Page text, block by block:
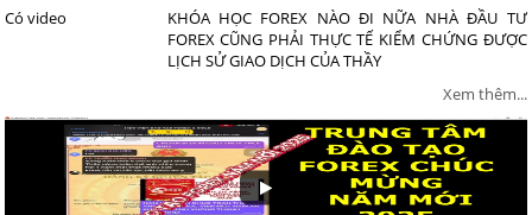
KHÓA HỌC FOREX NÀO ĐI NỮA NHÀ ĐẦU TƯ
FOREX CŨNG PHẢI THỰC TẾ KIỂM CHỨNG ĐƯỢC
LỊCH SỬ GIAO DỊCH CỦA THẦY
Có video
Xem thêm...